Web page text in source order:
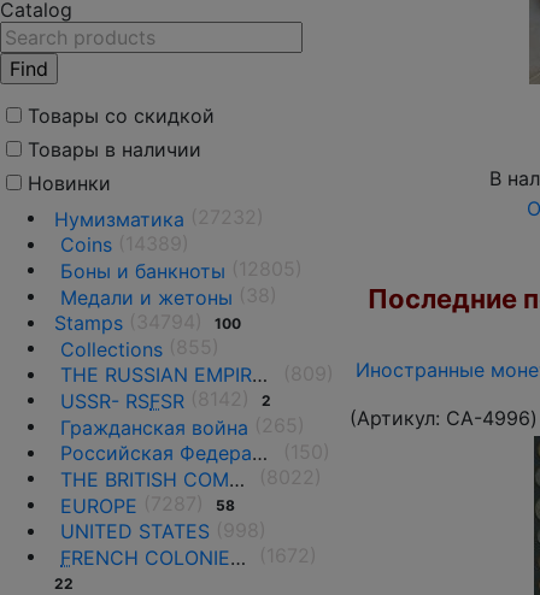
Catalog
Товары со скидкой
Товары в наличии
Новинки
Нумизматика
Coins
Боны и банкноты
Медали и жетоны
Stamps
100
Collections
THE RUSSIAN EMPIRE UNTIL 1917.
USSR- RSFSR 2
Гражданская война
Российская Федерация(1992 г.-н.д.)
THE BRITISH COMMONWEALTH
EUROPE
58
UNITED STATES
FRENCH COLONIES AND THE TERRITORIES
22
В
Последние
Иностранные
(Артикул: CA-4996)